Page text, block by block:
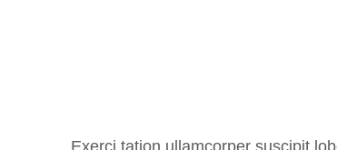
Exerci tation ullamcorper suscipit